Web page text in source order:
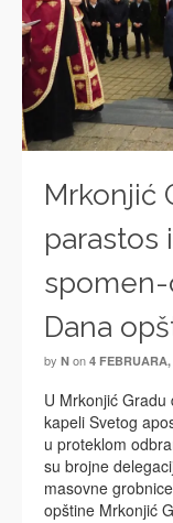
Mrkonjić
parastos
Dana
by N on 4 FEBRUARA,
U Mrkonjić
kapeli Svetog
u proteklom
su brojne
masovne
opštine Mrkonjić